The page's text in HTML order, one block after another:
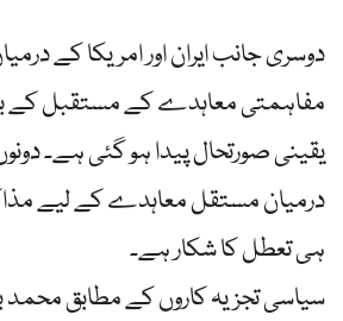
دوسری جانب ایران اور امریکا کے
مفاہمتی معاہدے کے مستقبل کے
یقینی صورتحال پیدا ہو گئی ہے۔
درمیان مستقل معاہدے کے لیے
ہی تعطل کا شکار ہے۔
سیاسی تجزیہ کاروں کے مطابق محمد